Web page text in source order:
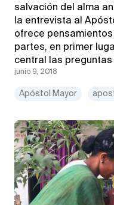
salvación del alma
la entrevista al
ofrece
partes, en primer
central las
junio 9, 2018
Apóstol Mayor